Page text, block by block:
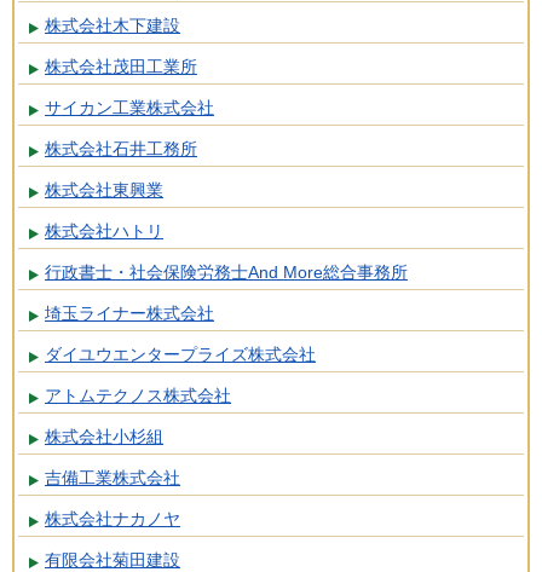
株式会社木下建設
株式会社茂田工業所
サイカン工業株式会社
株式会社石井工務所
株式会社東興業
株式会社ハトリ
行政書士・社会保険労務士And More総合事務所
埼玉ライナー株式会社
ダイユウエンタープライズ株式会社
アトムテクノス株式会社
株式会社小杉組
吉備工業株式会社
株式会社ナカノヤ
有限会社菊田建設